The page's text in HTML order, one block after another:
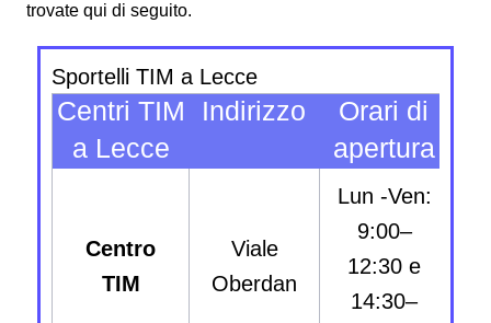
trovate qui di seguito.
Sportelli TIM a Lecce
Centri TIM
a Lecce
Indirizzo
Orari di
apertura
Centro
TIM
Viale
Oberdan
Lun -Ven:
9:00–
12:30 e
14:30–